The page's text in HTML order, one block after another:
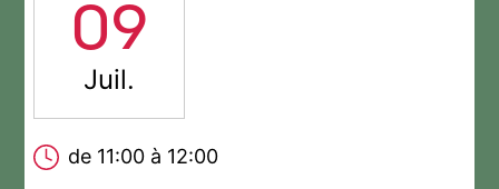
09
Juil.
de 11:00 à 12:00